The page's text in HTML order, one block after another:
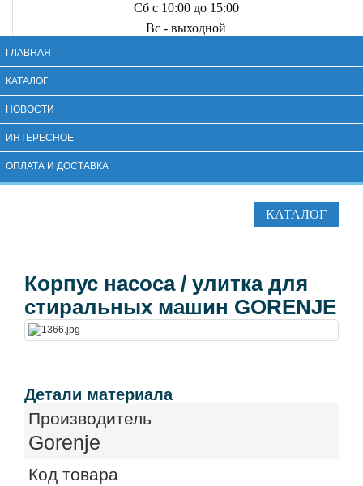
Сб с 10:00 до 15:00
Вс - выходной
ГЛАВНАЯ
КАТАЛОГ
НОВОСТИ
ИНТЕРЕСНОЕ
ОПЛАТА И ДОСТАВКА
КАТАЛОГ
Корпус насоса / улитка для
стиральных машин GORENJE
Детали материала
Производитель
Gorenje
Код товара